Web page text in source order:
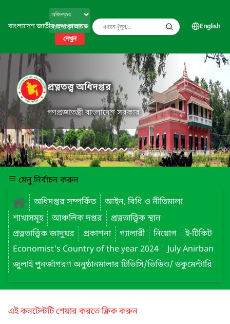
বাংলাদেশ জাতীয় তথ্য বাতায়ন
দেখুন
English
প্রত্নতত্ত্ব অধিদপ্তর
গণপ্রজাতন্ত্রী বাংলাদেশ সরকার
মেনু নির্বাচন করুন
অধিদপ্তর সম্পর্কিত
আইন, বিধি ও নীতিমালা
শাখাসমূহ
আঞ্চলিক দপ্তর
প্রত্নতাত্ত্বিক স্থান
প্রত্নতাত্ত্বিক জাদুঘর
প্রকাশনা গ্যালারী নিয়োগ
ই-টিকিট
Economist's Country of the year 2024
July Anirban
জুলাই পুনর্জাগরণ অনুষ্ঠানমালার টিভিসি/ভিডিও/ ডকুমেন্টারি
এই কনটেন্টটি শেয়ার করতে ক্লিক করুন